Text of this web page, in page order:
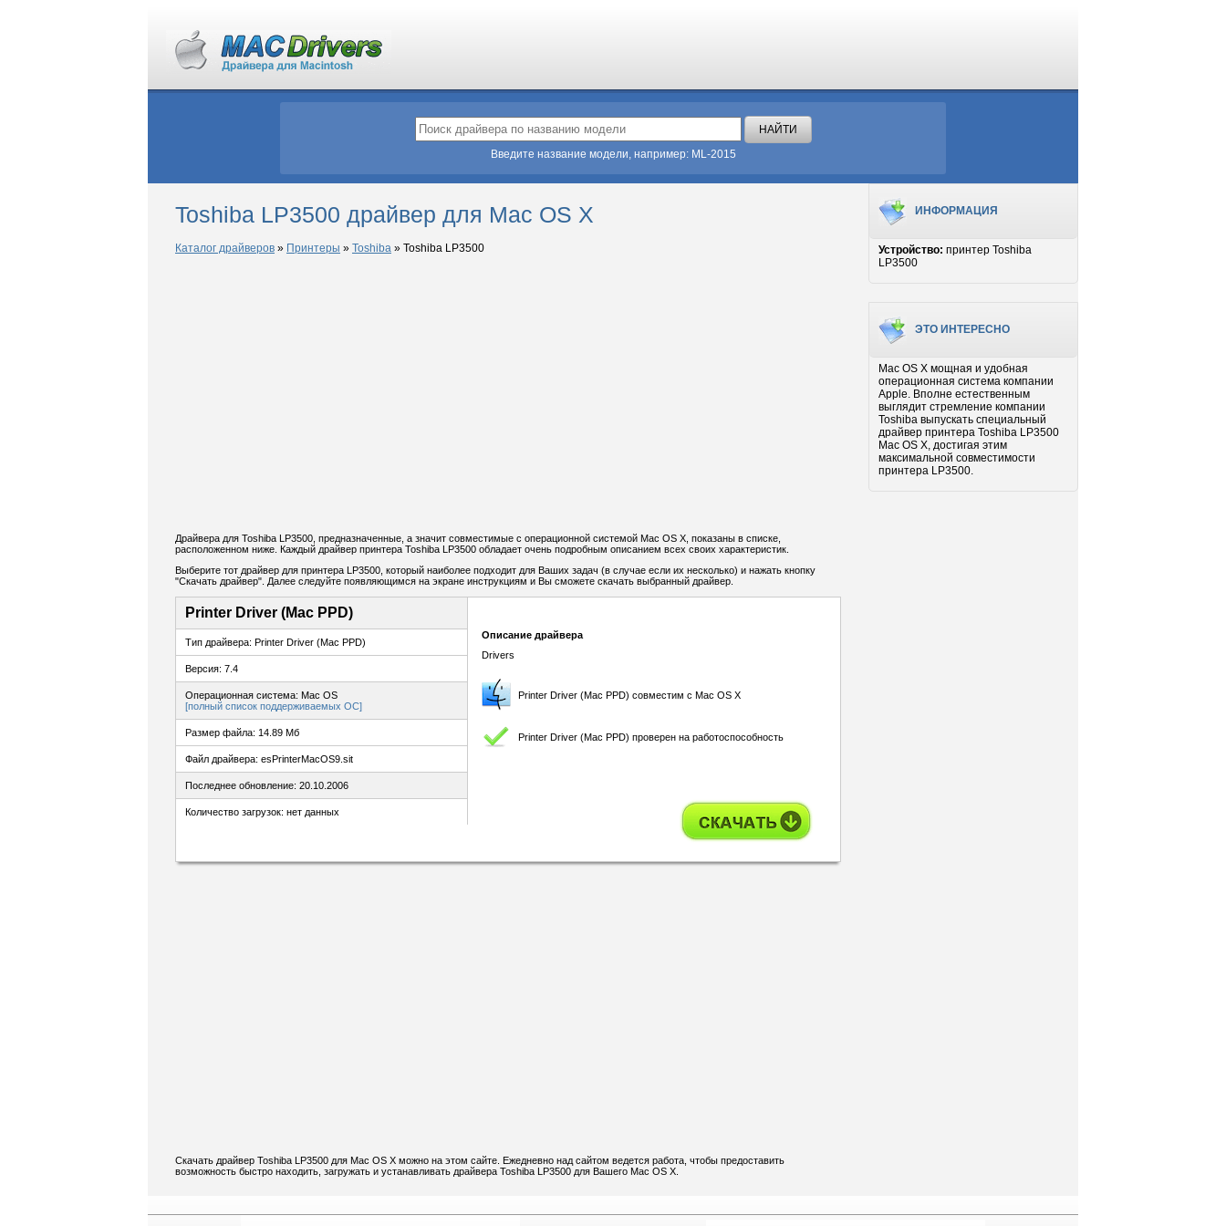
Введите название модели, например: ML-2015
Toshiba LP3500 драйвер для Mac OS X
Каталог драйверов » Принтеры » Toshiba » Toshiba LP3500
Драйвера для Toshiba LP3500, предназначенные, а значит совместимые с операционной системой Mac OS X, показаны в списке,
расположенном ниже. Каждый драйвер принтера Toshiba LP3500 обладает очень подробным описанием всех своих характеристик.
Выберите тот драйвер для принтера LP3500, который наиболее подходит для Ваших задач (в случае если их несколько) и нажать кнопку
"Скачать драйвер". Далее следуйте появляющимся на экране инструкциям и Вы сможете скачать выбранный драйвер.
Printer Driver (Mac PPD)
Тип драйвера: Printer Driver (Mac PPD)
Версия: 7.4
Операционная система: Mac OS
[полный список поддерживаемых ОС]
Размер файла: 14.89 Мб
Файл драйвера: esPrinterMacOS9.sit
Последнее обновление: 20.10.2006
Количество загрузок: нет данных
Описание драйвера
Drivers
Printer Driver (Mac PPD) совместим с Mac OS X
Printer Driver (Mac PPD) проверен на работоспособность
Скачать драйвер Toshiba LP3500 для Mac OS X можно на этом сайте. Ежедневно над сайтом ведется работа, чтобы предоставить
возможность быстро находить, загружать и устанавливать драйвера Toshiba LP3500 для Вашего Mac OS X.
ИНФОРМАЦИЯ
Устройство: принтер Toshiba
LP3500
ЭТО ИНТЕРЕСНО
Mac OS X мощная и удобная
операционная система компании
Apple. Вполне естественным
выглядит стремление компании
Toshiba выпускать специальный
драйвер принтера Toshiba LP3500
Mac OS X, достигая этим
максимальной совместимости
принтера LP3500.